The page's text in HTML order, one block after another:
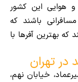
هوایی این کشور
باشند که
که بهترین آفرها با
تهران
خیابان نهم،